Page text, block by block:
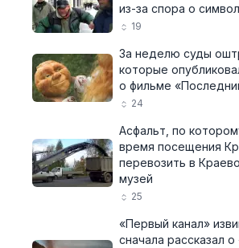
из-за спора о
19
За неделю суды
которые
о фильме
24
Асфальт, по
время посещения
перевозить в
музей
25
«Первый канал»
сначала рассказал